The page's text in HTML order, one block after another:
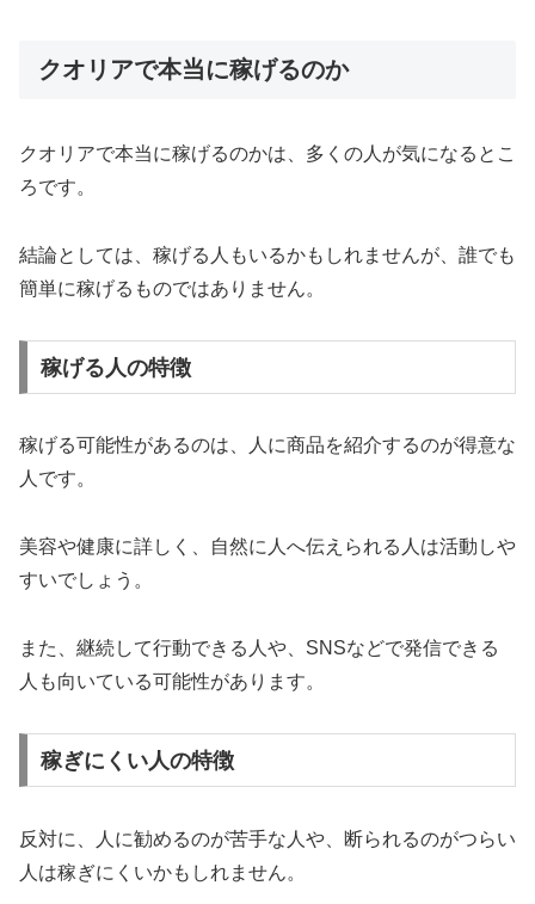
クオリアで本当に稼げるのか
クオリアで本当に稼げるのかは、多くの人が気になるとこ
ろです。
結論としては、稼げる人もいるかもしれませんが、誰でも
簡単に稼げるものではありません。
稼げる人の特徴
稼げる可能性があるのは、人に商品を紹介するのが得意な
人です。
美容や健康に詳しく、自然に人へ伝えられる人は活動しや
すいでしょう。
また、継続して行動できる人や、SNSなどで発信できる
人も向いている可能性があります。
稼ぎにくい人の特徴
反対に、人に勧めるのが苦手な人や、断られるのがつらい
人は稼ぎにくいかもしれません。